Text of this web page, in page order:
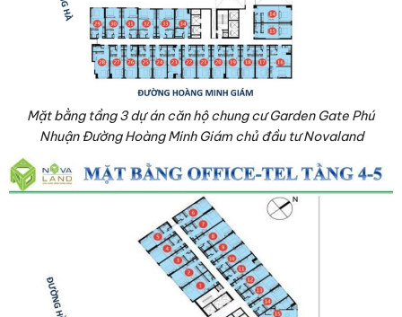
Mặt bằng tầng 3 dự án căn hộ chung cư Garden Gate Phú
Nhuận Đường Hoàng Minh Giám chủ đầu tư Novaland